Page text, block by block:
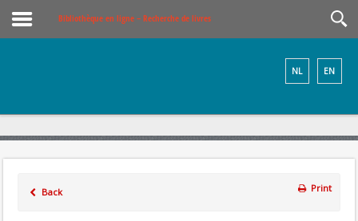
Bibliothèque en ligne – Recherche de livres
EN
NL
Back Print